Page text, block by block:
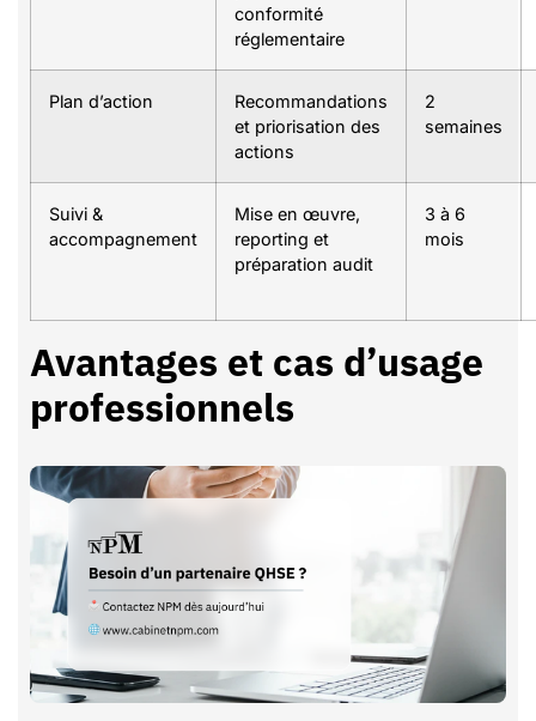
conformité
réglementaire
Plan d’action
Recommandations
et priorisation des
actions
2
semaines
Suivi &
accompagnement
Mise en œuvre,
reporting et
préparation audit
3 à 6
mois
Avantages et cas d’usage
professionnels